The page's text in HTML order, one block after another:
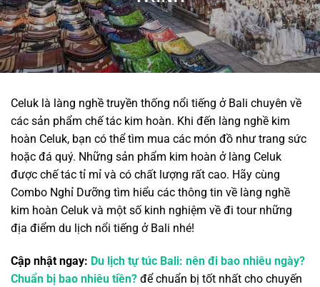
Celuk là làng nghề truyền thống nổi tiếng ở Bali chuyên về
các sản phẩm chế tác kim hoàn. Khi đến làng nghề kim
hoàn Celuk, bạn có thể tìm mua các món đồ như trang sức
hoặc đá quý. Những sản phẩm kim hoàn ở làng Celuk
được chế tác tỉ mỉ và có chất lượng rất cao. Hãy cùng
Combo Nghỉ Dưỡng tìm hiểu các thông tin về làng nghề
kim hoàn Celuk và một số kinh nghiệm về đi tour những
địa điểm du lịch nổi tiếng ở Bali nhé!
Cập nhật ngay: Du lịch tự túc Bali: nên đi bao nhiêu ngày?
Chuẩn bị bao nhiêu tiền? để chuẩn bị tốt nhất cho chuyến